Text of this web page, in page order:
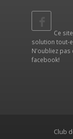
Ce
solution tout-
N'oubliez pas
facebook!
Club